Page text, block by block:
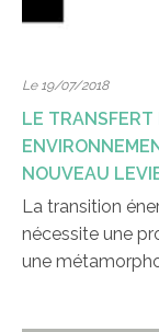
Le 19/07/2018
LE TRANSFERT
NOUVEAU
La transition
nécessite une
une